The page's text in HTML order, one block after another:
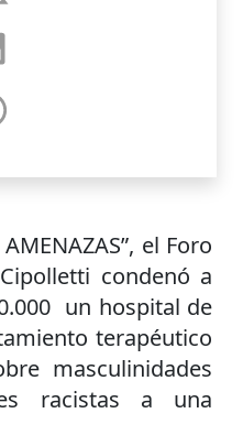
el Foro
condenó a
un hospital de
terapéutico
masculinidades
racistas a una